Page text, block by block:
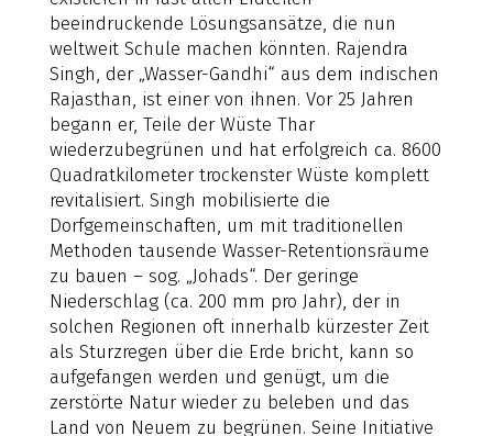
beeindruckende Lösungsansätze, die nun
weltweit Schule machen könnten. Rajendra
Singh, der „Wasser-Gandhi“ aus dem indischen
Rajasthan, ist einer von ihnen. Vor 25 Jahren
begann er, Teile der Wüste Thar
wiederzubegrünen und hat erfolgreich ca. 8600
Quadratkilometer trockenster Wüste komplett
revitalisiert. Singh mobilisierte die
Dorfgemeinschaften, um mit traditionellen
Methoden tausende Wasser-Retentionsräume
zu bauen – sog. „Johads“. Der geringe
Niederschlag (ca. 200 mm pro Jahr), der in
solchen Regionen oft innerhalb kürzester Zeit
als Sturzregen über die Erde bricht, kann so
aufgefangen werden und genügt, um die
zerstörte Natur wieder zu beleben und das
Land von Neuem zu begrünen. Seine Initiative